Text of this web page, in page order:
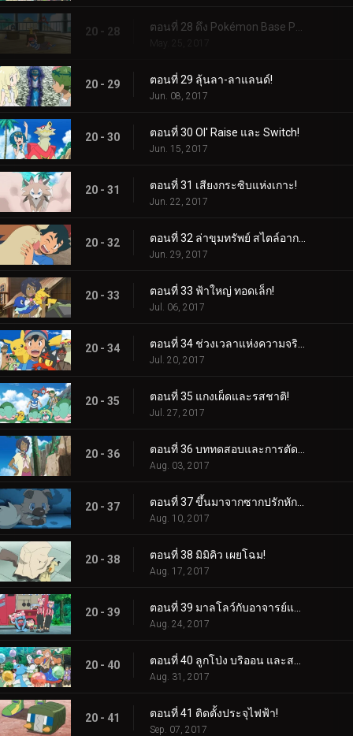
20 - 28
May. 25, 2017
20 - 29 ตอนที่ 29 ลุ้นลา-ลาแลนด์!
Jun. 08, 2017
20 - 30 ตอนที่ 30 Ol' Raise และ Switch!
Jun. 15, 2017
20 - 31 ตอนที่ 31 เสียงกระซิบแห่งเกาะ!
Jun. 22, 2017
20 - 32
Jun. 29, 2017
20 - 33 ตอนที่ 33 ฟ้าใหญ่ ทอดเล็ก!
Jul. 06, 2017
20 - 34
Jul. 20, 2017
20 - 35 ตอนที่ 35 แกงเผ็ดและรสชาติ!
Jul. 27, 2017
20 - 36
Aug. 03, 2017
20 - 37
Aug. 10, 2017
20 - 38 ตอนที่ 38 มิมิคิว เผยโฉม!
Aug. 17, 2017
20 - 39
Aug. 24, 2017
20 - 40
Aug. 31, 2017
20 - 41 ตอนที่ 41 ติดตั้งประจุไฟฟ้า!
Sep. 07, 2017